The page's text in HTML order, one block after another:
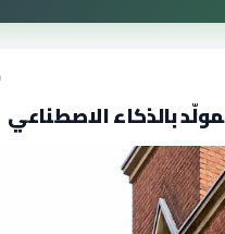
بالذكاء الاصطناعي